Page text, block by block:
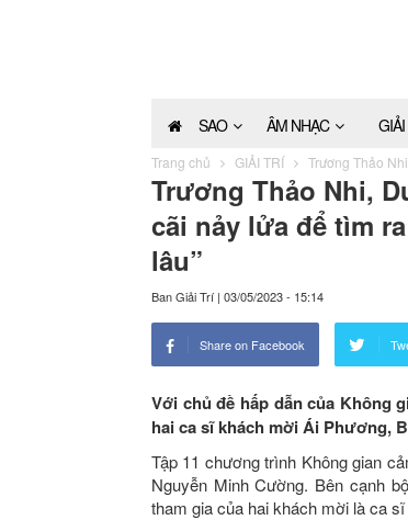
SAO ÂM NHẠC
Trang chủ GIẢI TRÍ Trương Thảo
Trương Thảo Nhi,
cãi nảy lửa để tìm
lâu”
Ban Giải Trí | 03/05/2023 - 15:14
Share on Facebook
Với chủ đề hấp dẫn của Không
hai ca sĩ khách mời Ái Phương,
Tập 11 chương trình Không gian
Nguyễn Minh Cường. Bên cạnh
tham gia của hai khách mời là ca